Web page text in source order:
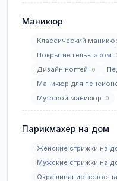
Маникюр
Классический
Покрытие гель-лаком
Дизайн ногтей 0
Маникюр для
Мужской маникюр 0
Парикмахер на дом
Женские стрижки на
Мужские стрижки на
Окрашивание волос